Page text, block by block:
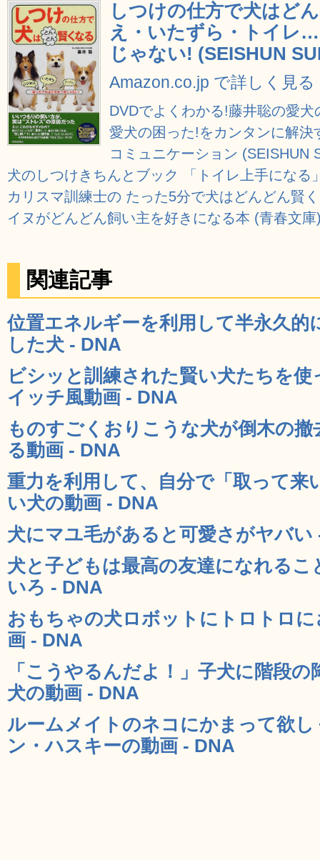
しつけの仕方で犬はど
え・いたずら・トイレ
じゃない! (SEISHUN
Amazon.co.jp で詳しく見る
DVDでよくわかる!藤井聡の愛
愛犬の困った!をカンタンに解
コミュニケーション (SEISHUN
犬のしつけきちんとブック 「トイレ上手になる
カリスマ訓練士の たった5分で犬はどんどん賢
イヌがどんどん飼い主を好きになる本 (青春文庫
関連記事
位置エネルギーを利用して半永久的
した犬 - DNA
ビシッと訓練された賢い犬たちを
イッチ風動画 - DNA
ものすごくおりこうな犬が倒木の
る動画 - DNA
重力を利用して、自分で「取って来
い犬の動画 - DNA
犬にマユ毛があると可愛さがヤバい
犬と子どもは最高の友達になれる
いろ - DNA
おもちゃの犬ロボットにトロトロ
画 - DNA
「こうやるんだよ！」子犬に階段
犬の動画 - DNA
ルームメイトのネコにかまって欲
ン・ハスキーの動画 - DNA